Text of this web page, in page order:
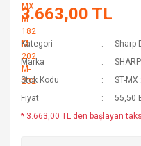
3.663,00 TL
Kategori Sharp
Marka
SHARP
Stok Kodu
ST-
Fiyat
55,50
* 3.663,00 TL den başlayan